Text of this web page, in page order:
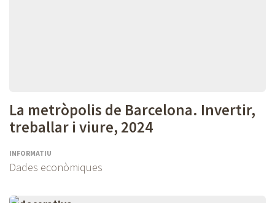
La metròpolis de Barcelona. Invertir,
treballar i viure, 2024
INFORMATIU
Dades econòmiques